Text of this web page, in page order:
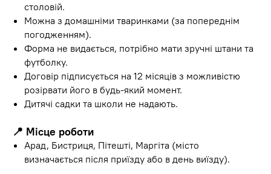
столовій.
Можна з домашніми тваринками (за попереднім
погодженням).
Форма не видається, потрібно мати зручні штани та
футболку.
Договір підписується на 12 місяців з можливістю
розірвати його в будь-який момент.
Дитячі садки та школи не надають.
📍 Місце роботи
Арад, Бистриця, Пітешті, Маргіта (місто
визначається після приїзду або в день виїзду).